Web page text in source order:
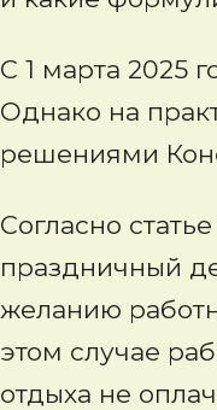
С 1 марта 2025
Однако на
решениями
Согласно
праздничный
желанию
этом случае
отдыха не